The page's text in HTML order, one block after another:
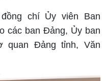
chí Ủy viên Ban
các ban Đảng, Ủy ban
quan Đảng tỉnh, Văn